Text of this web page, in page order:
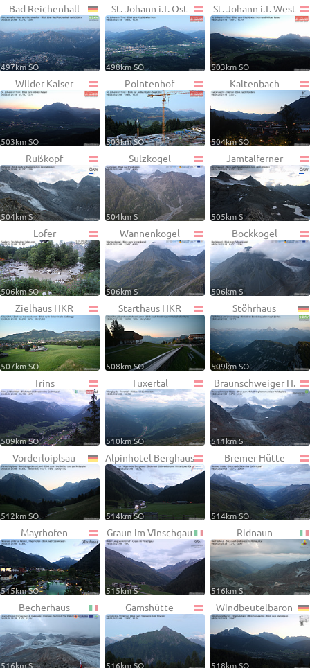
Bad Reichenhall
497km SO
St. Johann i.T. Ost
498km SO
St. Johann i.T. West
503km SO
Wilder Kaiser
503km SO
Pointenhof
503km SO
Kaltenbach
504km SO
Rußkopf
504km S
Sulzkogel
504km S
Jamtalferner
505km S
Lofer
506km SO
Wannenkogel
506km S
Bockkogel
506km S
Zielhaus HKR
507km SO
Starthaus HKR
508km SO
Stöhrhaus
509km SO
Trins
509km SO
Tuxertal
510km SO
Braunschweiger H.
511km S
Vorderloiplsau
512km SO
Alpinhotel Berghaus
514km SO
Bremer Hütte
514km SO
Mayrhofen
515km SO
Graun im Vinschgau
515km S
Ridnaun
516km S
Becherhaus
516km S
Gamshütte
516km SO
Windbeutelbaron
518km SO